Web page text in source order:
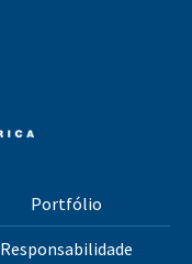
Portfólio
Responsabilidade